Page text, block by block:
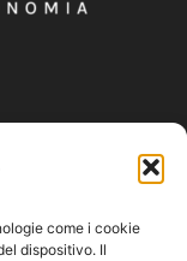
come i cookie
dispositivo. Il